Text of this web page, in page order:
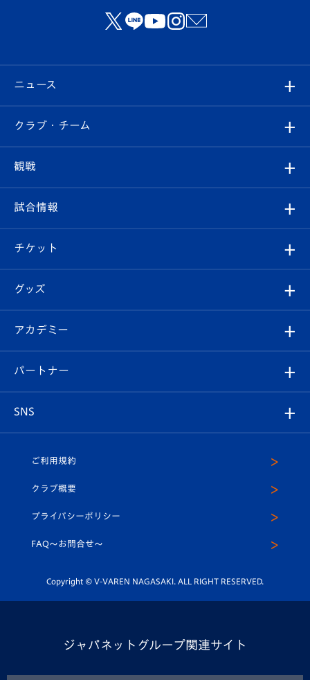
ニュース
すべて
クラブ
試合情報
チケット
イベント
メディア
ホームタウン
クラブ・チーム
クラブ概要
エンブレム紹介
スタッフプロフィール
マスコット紹介
平和祈念活動
ホームタウン活動
観戦
観戦ルール
はじめての観戦ガイド
Revive Team
ヴィヴィくんの長崎おもてなしガイド
試合情報
試合日程/結果
フォトギャラリー
スタジアムグルメ
チケット
チケット
V-LOVERS（ファンクラブ）
プレイヤーズスイート
グッズ
オンラインショップ
店舗情報
アカデミー
育成からのお知らせ
U-18
スクール
パートナー
SNS
ヴィヴィくんインスタグラム
公式LINE＠
ご利用規約
クラブ概要
プライバシーポリシー
FAQ〜お問合せ〜
Copyright © V-VAREN NAGASAKI. ALL RIGHT RESERVED.
ジャパネットグループ関連サイト